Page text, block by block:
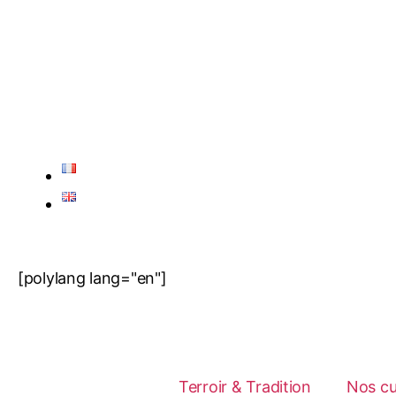
[polylang lang="en"]
Terroir & Tradition Nos